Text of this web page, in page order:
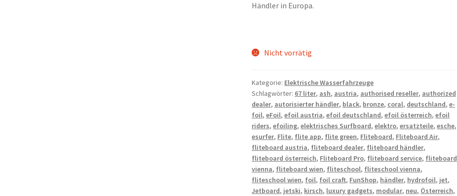
Händler in Europa.
Nicht vorrätig
Kategorie: Elektrische Wasserfahrzeuge
Schlagwörter: 67 liter, ash, austria, authorised reseller, authorized
dealer, autorisierter händler, black, bronze, coral, deutschland,e-
foil,eFoil,efoil austria,efoil deutschland,efoil österreich,efoil
riders,efoiling,elektrisches Surfboard,elektro,ersatzteile,esche,
esurfer, Flite, flite app, flite green, Fliteboard, Fliteboard Air,
fliteboard austria, fliteboard dealer, fliteboard händler,
fliteboard österreich, Fliteboard Pro, fliteboard service, fliteboard
vienna, fliteboard wien, fliteschool, fliteschool vienna,
fliteschool wien, foil, foil craft, FunShop, händler, hydrofoil, jet,
Jetboard, jetski, kirsch, luxury gadgets, modular, neu, Österreich,